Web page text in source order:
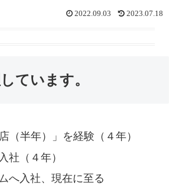
2022.09.03 2023.07.18
ています。
（半年）」を経験（４年）
社（４年）
へ入社、現在に至る